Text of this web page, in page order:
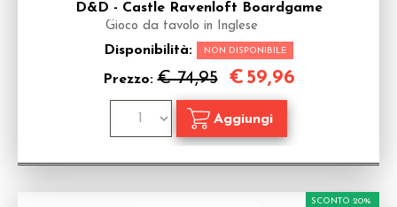
D&D - Castle Ravenloft Boardgame
Gioco da tavolo in Inglese
Disponibilità: NON DISPONIBILE
Prezzo:€ 74,95 € 59,96
SCONTO 20%